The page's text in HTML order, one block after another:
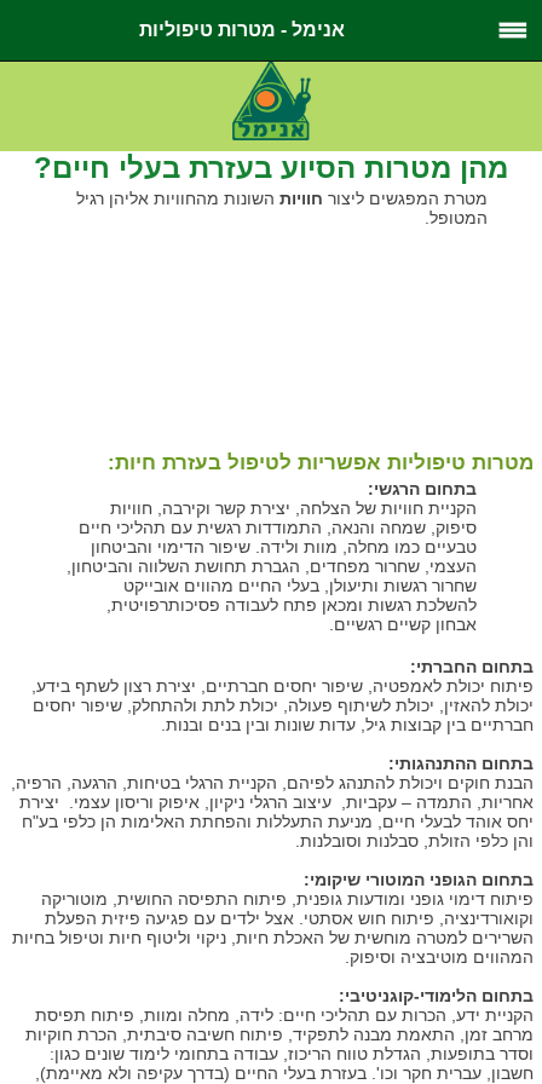
אנימל - מטרות טיפוליות
מהן מטרות הסיוע בעזרת בעלי חיים?
בתחום הרגשי:
הקניית חוויות של הצלחה, יצירת קשר וקירבה, חוויות
סיפוק, שמחה והנאה, התמודדות רגשית עם תהליכי חיים
טבעיים כמו מחלה, מוות ולידה. שיפור הדימוי והביטחון
העצמי, שחרור מפחדים, הגברת תחושת השלווה והביטחון,
שחרור רגשות ותיעולן, בעלי החיים מהווים אובייקט
להשלכת רגשות ומכאן פתח לעבודה פסיכותרפויטית,
אבחון קשיים רגשיים.
בתחום החברתי:
פיתוח יכולת לאמפטיה, שיפור יחסים חברתיים, יצירת רצון לשתף בידע,
יכולת להאזין, יכולת לשיתוף פעולה, יכולת לתת ולהתחלק, שיפור יחסים
חברתיים בין קבוצות גיל, עדות שונות ובין בנים ובנות.
בתחום ההתנהגותי:
הבנת חוקים ויכולת להתנהג לפיהם, הקניית הרגלי בטיחות, הרגעה, הרפיה,
אחריות, התמדה – עקביות, עיצוב הרגלי ניקיון, איפוק וריסון עצמי. יצירת
יחס אוהד לבעלי חיים, מניעת התעללות והפחתת האלימות הן כלפי בע"ח
והן כלפי הזולת, סבלנות וסובלנות.
בתחום הגופני המוטורי שיקומי:
פיתוח דימוי גופני ומודעות גופנית, פיתוח התפיסה החושית, מוטוריקה
וקואורדינציה, פיתוח חוש אסתטי. אצל ילדים עם פגיעה פיזית הפעלת
השרירים למטרה מוחשית של האכלת חיות, ניקוי וליטוף חיות וטיפול בחיות
המהווים מוטיבציה וסיפוק.
בתחום הלימודי-קוגניטיבי:
הקניית ידע, הכרות עם תהליכי חיים: לידה, מחלה ומוות, פיתוח תפיסת
מרחב זמן, התאמת מבנה לתפקיד, פיתוח חשיבה סיבתית, הכרת חוקיות
וסדר בתופעות, הגדלת טווח הריכוז, עבודה בתחומי לימוד שונים כגון:
חשבון, עברית חקר וכו'. בעזרת בעלי החיים (בדרך עקיפה ולא מאיימת),
מטרות טיפוליות אפשריות לטיפול בעזרת חיות:
מטרת המפגשים ליצור חוויות השונות מהחוויות אליהן רגיל
המטופל.